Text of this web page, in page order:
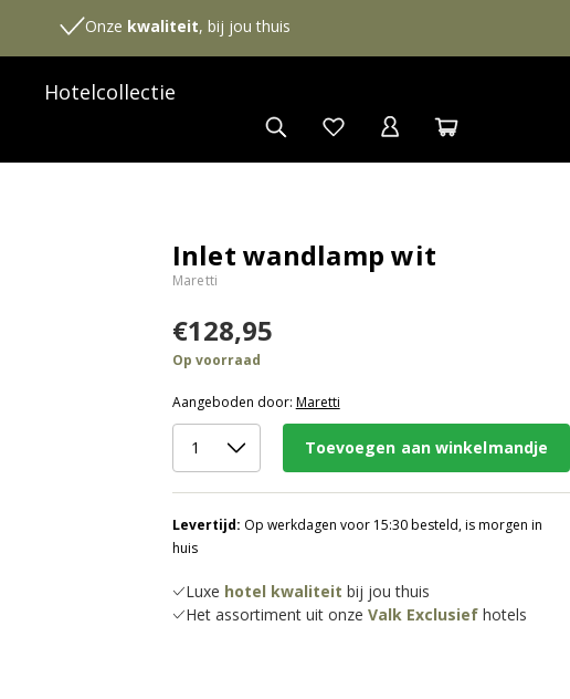
Onze kwaliteit, bij jou thuis
Hotelcollectie
Inlet wandlamp wit
Maretti
€128,95
Op voorraad
Aangeboden door: Maretti
Toevoegen aan winkelmandje
Levertijd: Op werkdagen voor 15:30 besteld, is morgen in
huis
Luxe hotel kwaliteit bij jou thuis
Het assortiment uit onze Valk Exclusiefhotels